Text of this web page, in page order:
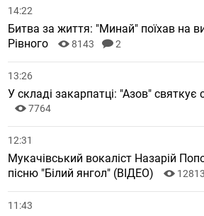
14:22
Битва за життя: "Минай" поїхав на
Рівного
8143 2
13:26
У складі закарпатці: "Азов" святкує
7764
12:31
Мукачівський вокаліст Назарій
пісню "Білий янгол" (ВІДЕО)
12813
11:43